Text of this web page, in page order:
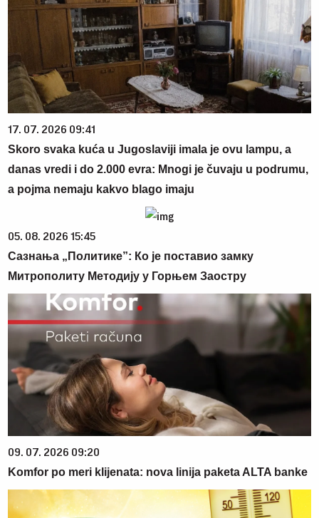
17. 07. 2026 09:41
Skoro svaka kuća u Jugoslaviji imala je ovu lampu, a
danas vredi i do 2.000 evra: Mnogi je čuvaju u podrumu,
a pojma nemaju kakvo blago imaju
05. 08. 2026 15:45
Сазнања „Политике”: Ко је поставио замку
Митрополиту Методију у Горњем Заостру
09. 07. 2026 09:20
Komfor po meri klijenata: nova linija paketa ALTA banke